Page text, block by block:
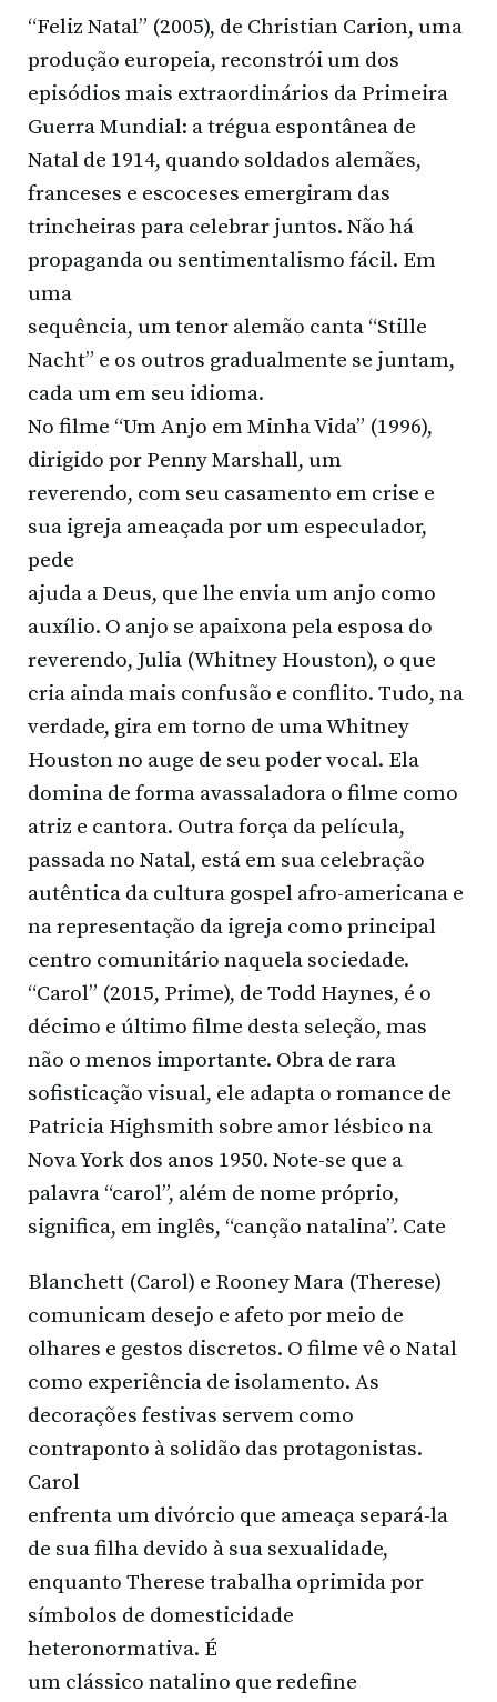
“Feliz Natal” (2005), de Christian Carion, uma
produção europeia, reconstrói um dos
episódios mais extraordinários da Primeira
Guerra Mundial: a trégua espontânea de
Natal de 1914, quando soldados alemães,
franceses e escoceses emergiram das
trincheiras para celebrar juntos. Não há
propaganda ou sentimentalismo fácil. Em
uma
sequência, um tenor alemão canta “Stille
Nacht” e os outros gradualmente se juntam,
cada um em seu idioma.
No filme “Um Anjo em Minha Vida” (1996),
dirigido por Penny Marshall, um
reverendo, com seu casamento em crise e
sua igreja ameaçada por um especulador,
pede
ajuda a Deus, que lhe envia um anjo como
auxílio. O anjo se apaixona pela esposa do
reverendo, Julia (Whitney Houston), o que
cria ainda mais confusão e conflito. Tudo, na
verdade, gira em torno de uma Whitney
Houston no auge de seu poder vocal. Ela
domina de forma avassaladora o filme como
atriz e cantora. Outra força da película,
passada no Natal, está em sua celebração
autêntica da cultura gospel afro-americana e
na representação da igreja como principal
centro comunitário naquela sociedade.
“Carol” (2015, Prime), de Todd Haynes, é o
décimo e último filme desta seleção, mas
não o menos importante. Obra de rara
sofisticação visual, ele adapta o romance de
Patricia Highsmith sobre amor lésbico na
Nova York dos anos 1950. Note-se que a
palavra “carol”, além de nome próprio,
significa, em inglês, “canção natalina”. Cate
Blanchett (Carol) e Rooney Mara (Therese)
comunicam desejo e afeto por meio de
olhares e gestos discretos. O filme vê o Natal
como experiência de isolamento. As
decorações festivas servem como
contraponto à solidão das protagonistas.
Carol
enfrenta um divórcio que ameaça separá-la
de sua filha devido à sua sexualidade,
enquanto Therese trabalha oprimida por
símbolos de domesticidade
heteronormativa. É
um clássico natalino que redefine